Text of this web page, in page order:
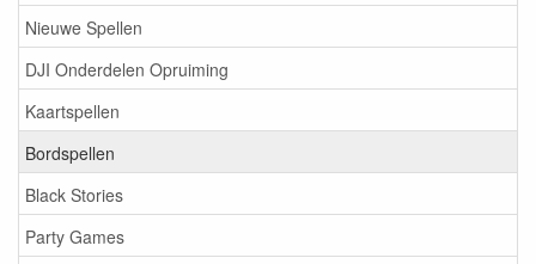
Nieuwe Spellen
DJI Onderdelen Opruiming
Kaartspellen
Bordspellen
Black Stories
Party Games